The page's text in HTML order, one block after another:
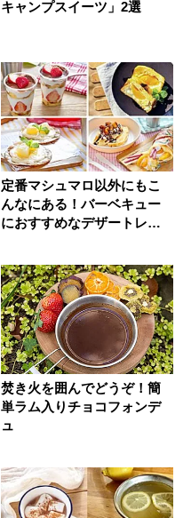
キャンプスイーツ」2選
定番マシュマロ以外にもこ
んなにある！バーベキュー
におすすめなデザートレシ
焚き火を囲んでどうぞ！簡
単ラム入りチョコフォンデ
ュ